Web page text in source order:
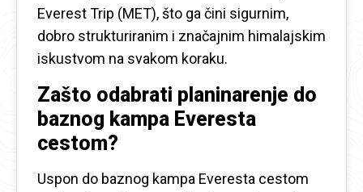
Everest Trip (MET), što ga čini sigurnim,
dobro strukturiranim i značajnim himalajskim
iskustvom na svakom koraku.
Zašto odabrati planinarenje do
baznog kampa Everesta
cestom?
Uspon do baznog kampa Everesta cestom